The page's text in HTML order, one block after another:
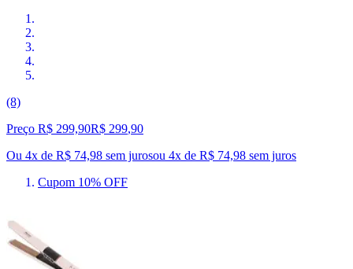
(8)
Preço R$ 299,90R$ 299,90
Ou 4x de R$ 74,98 sem jurosou 4x de R$ 74,98 sem juros
Cupom 10% OFF